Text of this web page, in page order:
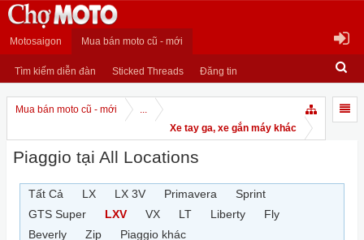
Motosaigon Mua bán moto cũ - mới
Tìm kiếm diễn đàn Sticked Threads Đăng tin
Mua bán moto cũ - mới
...
Xe tay ga, xe gắn máy khác
Piaggio tại All Locations
Tất Cả LX LX 3V Primavera
Sprint
GTS Super
LXV VX LT Liberty
Fly
Beverly
Zip Piaggio khác